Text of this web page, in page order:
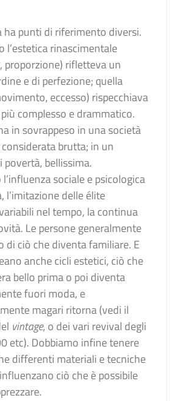
ha punti di riferimento diversi.
l’estetica rinascimentale
proporzione) rifletteva un
e di perfezione; quella
eccesso) rispecchiava
complesso e drammatico.
in sovrappeso in una società
brutta; in un
bellissima.
sociale e psicologica
l’imitazione delle élite
nel tempo, la continua
Le persone generalmente
di ciò che diventa familiare. E
anche cicli estetici, ciò che
bello prima o poi diventa
fuori moda, e
magari ritorna (vedi il
vintage, o dei vari revival degli
etc). Dobbiamo infine tenere
differenti materiali e tecniche
ciò che è possibile